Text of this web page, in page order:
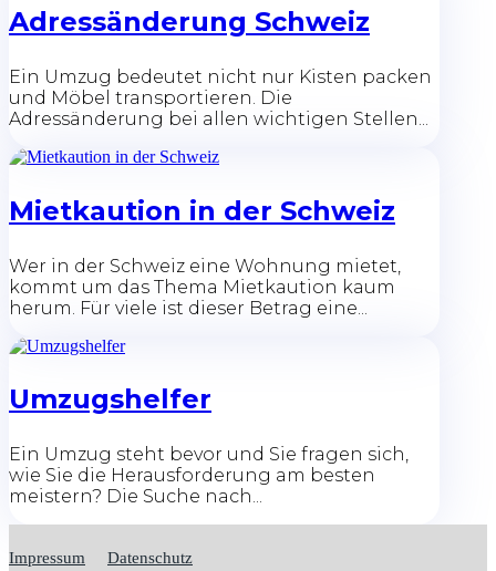
Adressänderung Schweiz
Ein Umzug bedeutet nicht nur Kisten packen
und Möbel transportieren. Die
Adressänderung bei allen wichtigen Stellen...
Mietkaution in der Schweiz
Wer in der Schweiz eine Wohnung mietet,
kommt um das Thema Mietkaution kaum
herum. Für viele ist dieser Betrag eine...
Umzugshelfer
Ein Umzug steht bevor und Sie fragen sich,
wie Sie die Herausforderung am besten
meistern? Die Suche nach...
Impressum Datenschutz